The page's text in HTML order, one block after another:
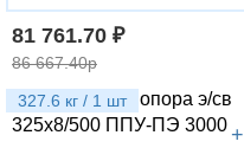
327.6 кг / 1 шт
81 761.70 ₽
+
86 667.40р
Неподвижная опора э/св
325х8/500 ППУ-ПЭ 3000